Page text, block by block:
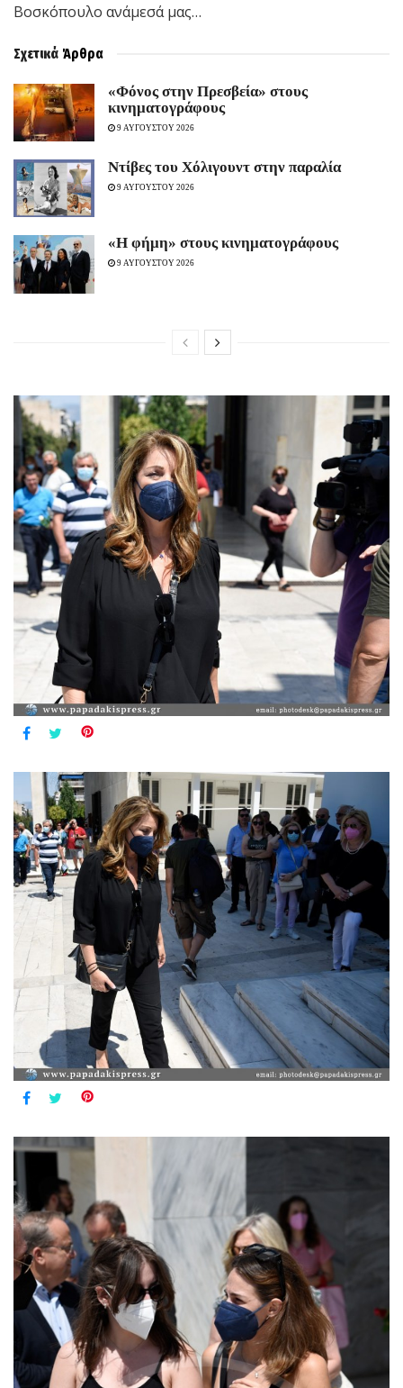
Βοσκόπουλο ανάμεσά μας…
Σχετικά Άρθρα
«Φόνος στην Πρεσβεία» στους
κινηματογράφους
9 ΑΥΓΟΥΣΤΟΥ 2026
Ντίβες του Χόλιγουντ στην παραλία
9 ΑΥΓΟΥΣΤΟΥ 2026
«H φήμη» στους κινηματογράφους
9 ΑΥΓΟΥΣΤΟΥ 2026